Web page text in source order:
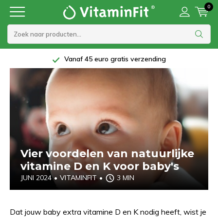
0
5 Sterren beoordeling bij Trustpilot
Vier voordelen van natuurlijke
vitamine D en K voor baby's
JUNI 2024 • VITAMINFIT • 3 MIN
Dat jouw baby extra vitamine D en K nodig heeft, wist je